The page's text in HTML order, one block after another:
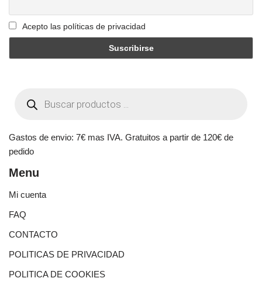
Acepto las políticas de privacidad
Gastos de envio: 7€ mas IVA. Gratuitos a partir de 120€ de
pedido
Menu
Mi cuenta
FAQ
CONTACTO
POLITICAS DE PRIVACIDAD
POLITICA DE COOKIES